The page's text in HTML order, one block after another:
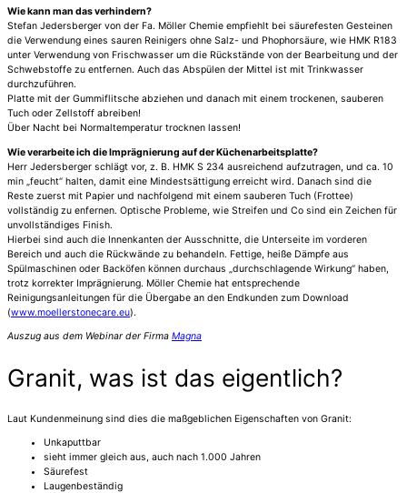
Wie kann man das verhindern?
Stefan Jedersberger von der Fa. Möller Chemie empfiehlt bei säurefesten Gesteinen
die Verwendung eines sauren Reinigers ohne Salz- und Phophorsäure, wie HMK R183
unter Verwendung von Frischwasser um die Rückstände von der Bearbeitung und der
Schwebstoffe zu entfernen. Auch das Abspülen der Mittel ist mit Trinkwasser
durchzuführen.
Platte mit der Gummiflitsche abziehen und danach mit einem trockenen, sauberen
Tuch oder Zellstoff abreiben!
Über Nacht bei Normaltemperatur trocknen lassen!
Wie verarbeite ich die Imprägnierung auf der Küchenarbeitsplatte?
Herr Jedersberger schlägt vor, z. B. HMK S 234 ausreichend aufzutragen, und ca. 10
min „feucht“ halten, damit eine Mindestsättigung erreicht wird. Danach sind die
Reste zuerst mit Papier und nachfolgend mit einem sauberen Tuch (Frottee)
vollständig zu enfernen. Optische Probleme, wie Streifen und Co sind ein Zeichen für
unvollständiges Finish.
Hierbei sind auch die Innenkanten der Ausschnitte, die Unterseite im vorderen
Bereich und auch die Rückwände zu behandeln. Fettige, heiße Dämpfe aus
Spülmaschinen oder Backöfen können durchaus „durchschlagende Wirkung“ haben,
trotz korrekter Imprägnierung. Möller Chemie hat entsprechende
Reinigungsanleitungen für die Übergabe an den Endkunden zum Download
(www.moellerstonecare.eu).
Auszug aus dem Webinar der Firma Magna
Granit, was ist das eigentlich?
Laut Kundenmeinung sind dies die maßgeblichen Eigenschaften von Granit:
Unkaputtbar
sieht immer gleich aus, auch nach 1.000 Jahren
Säurefest
Laugenbeständig